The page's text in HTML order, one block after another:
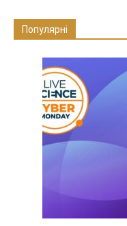
Популярні